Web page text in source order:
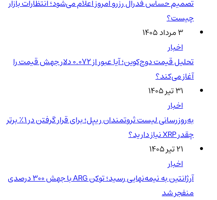
تصمیم حساس فدرال رزرو امروز اعلام می‌شود؛ انتظارات بازار
چیست؟
۳ مرداد ۱۴۰۵
اخبار
تحلیل قیمت دوج‌کوین؛ آیا عبور از ۰.۰۷۲ دلار جهش قیمت را
آغاز می‌کند؟
۳۱ تیر ۱۴۰۵
اخبار
به‌روزرسانی لیست ثروتمندان ریپل؛ برای قرار گرفتن در ۱٪ برتر
چقدر XRP نیاز دارید؟
۲۱ تیر ۱۴۰۵
اخبار
آرژانتین به نیمه‌نهایی رسید؛ توکن ARG با جهش ۳۰۰ درصدی
منفجر شد